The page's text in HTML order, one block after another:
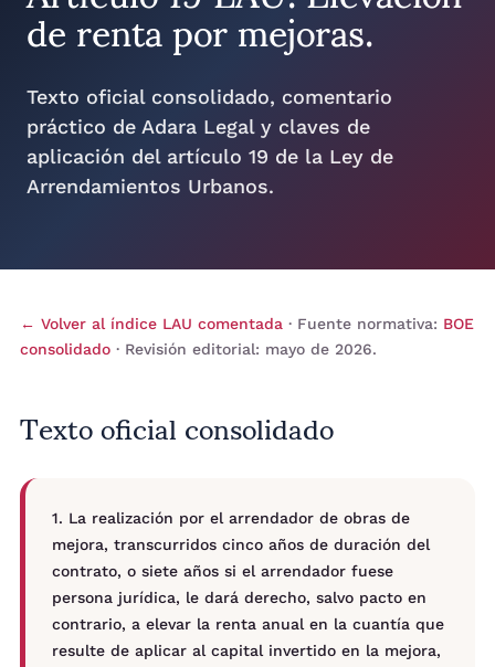
de renta por mejoras.
Texto oficial consolidado, comentario
práctico de Adara Legal y claves de
aplicación del artículo 19 de la Ley de
Arrendamientos Urbanos.
← Volver al índice LAU comentada · Fuente normativa: BOE
consolidado · Revisión editorial: mayo de 2026.
Texto oficial consolidado
1. La realización por el arrendador de obras de
mejora, transcurridos cinco años de duración del
contrato, o siete años si el arrendador fuese
persona jurídica, le dará derecho, salvo pacto en
contrario, a elevar la renta anual en la cuantía que
resulte de aplicar al capital invertido en la mejora,